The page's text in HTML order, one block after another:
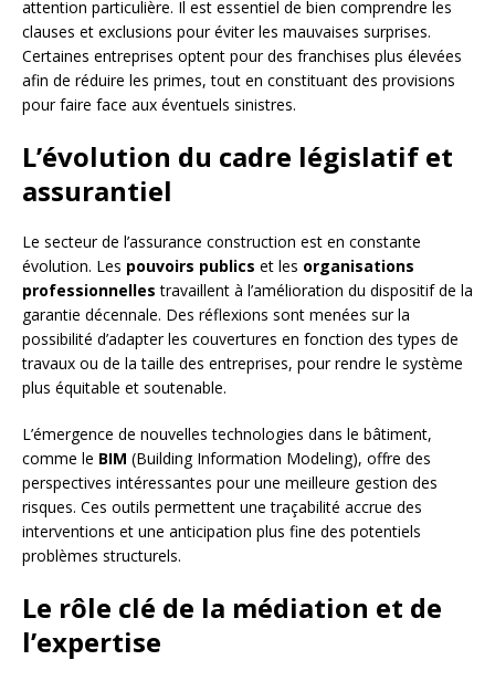
attention particulière. Il est essentiel de bien comprendre les
clauses et exclusions pour éviter les mauvaises surprises.
Certaines entreprises optent pour des franchises plus élevées
afin de réduire les primes, tout en constituant des provisions
pour faire face aux éventuels sinistres.
L’évolution du cadre législatif et
assurantiel
Le secteur de l’assurance construction est en constante
évolution. Les pouvoirs publics et les organisations
professionnelles travaillent à l’amélioration du dispositif de la
garantie décennale. Des réflexions sont menées sur la
possibilité d’adapter les couvertures en fonction des types de
travaux ou de la taille des entreprises, pour rendre le système
plus équitable et soutenable.
L’émergence de nouvelles technologies dans le bâtiment,
comme le BIM (Building Information Modeling), offre des
perspectives intéressantes pour une meilleure gestion des
risques. Ces outils permettent une traçabilité accrue des
interventions et une anticipation plus fine des potentiels
problèmes structurels.
Le rôle clé de la médiation et de
l’expertise